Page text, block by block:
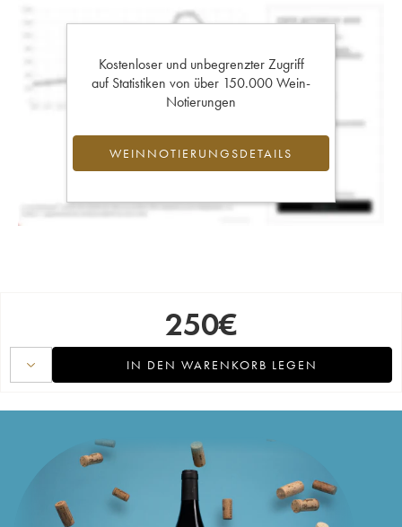
Kostenloser und unbegrenzter Zugriff
auf Statistiken von über 150.000 Wein-
Notierungen
WEINNOTIERUNGSDETAILS
250€
IN DEN WARENKORB LEGEN